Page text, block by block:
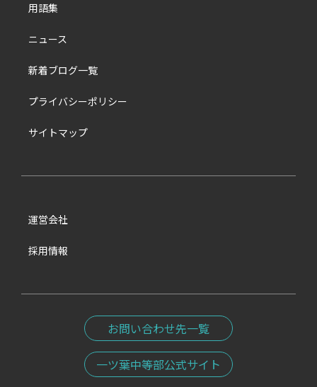
用語集
ニュース
新着ブログ一覧
プライバシーポリシー
サイトマップ
運営会社
採用情報
お問い合わせ先一覧
一ツ葉中等部公式サイト